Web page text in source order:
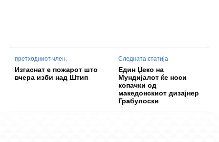
претходниот член,
Изгаснат е пожарот што
вчера изби над Штип
Следната статија
Един Џеко на
Мундијалот ќе носи
копачки од
македонскиот дизајнер
Грабулоски